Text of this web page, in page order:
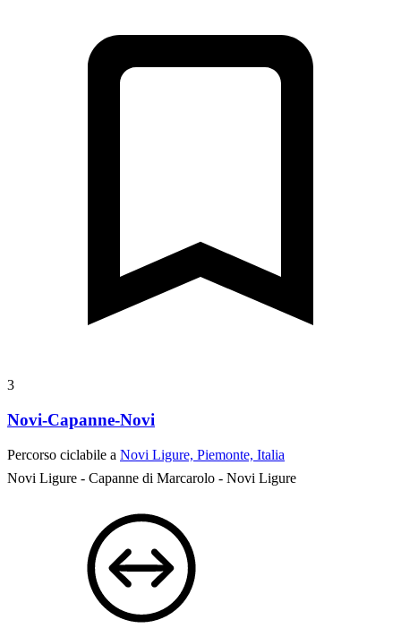
3
Novi-Capanne-Novi
Percorso ciclabile a Novi Ligure, Piemonte, Italia
Novi Ligure - Capanne di Marcarolo - Novi Ligure